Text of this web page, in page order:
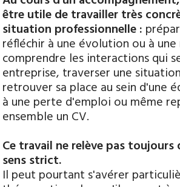
être utile de travailler très
situation professionnelle :
réfléchir à une évolution ou à
comprendre les interactions qui
entreprise, traverser une
retrouver sa place au sein d'une
à une perte d'emploi ou même
ensemble un CV.
Ce travail ne relève pas toujours
sens strict.
Il peut pourtant s'avérer